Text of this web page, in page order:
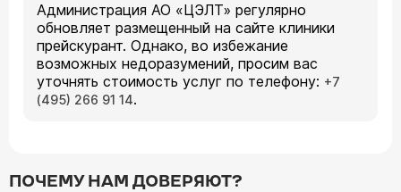
Администрация АО «ЦЭЛТ» регулярно
обновляет размещенный на сайте клиники
прейскурант. Однако, во избежание
возможных недоразумений, просим вас
уточнять стоимость услуг по телефону: +7
(495) 266 91 14.
ПОЧЕМУ НАМ ДОВЕРЯЮТ?